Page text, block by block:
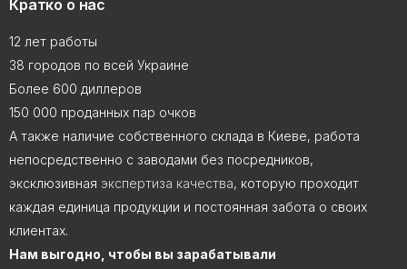
Кратко о нас
12 лет работы
38 городов по всей Украине
Более 600 диллеров
150 000 проданных пар очков
А также наличие собственного склада в Киеве, работа
непосредственно с заводами без посредников,
эксклюзивная экспертиза качества, которую проходит
каждая единица продукции и постоянная забота о своих
клиентах.
Нам выгодно, чтобы вы зарабатывали